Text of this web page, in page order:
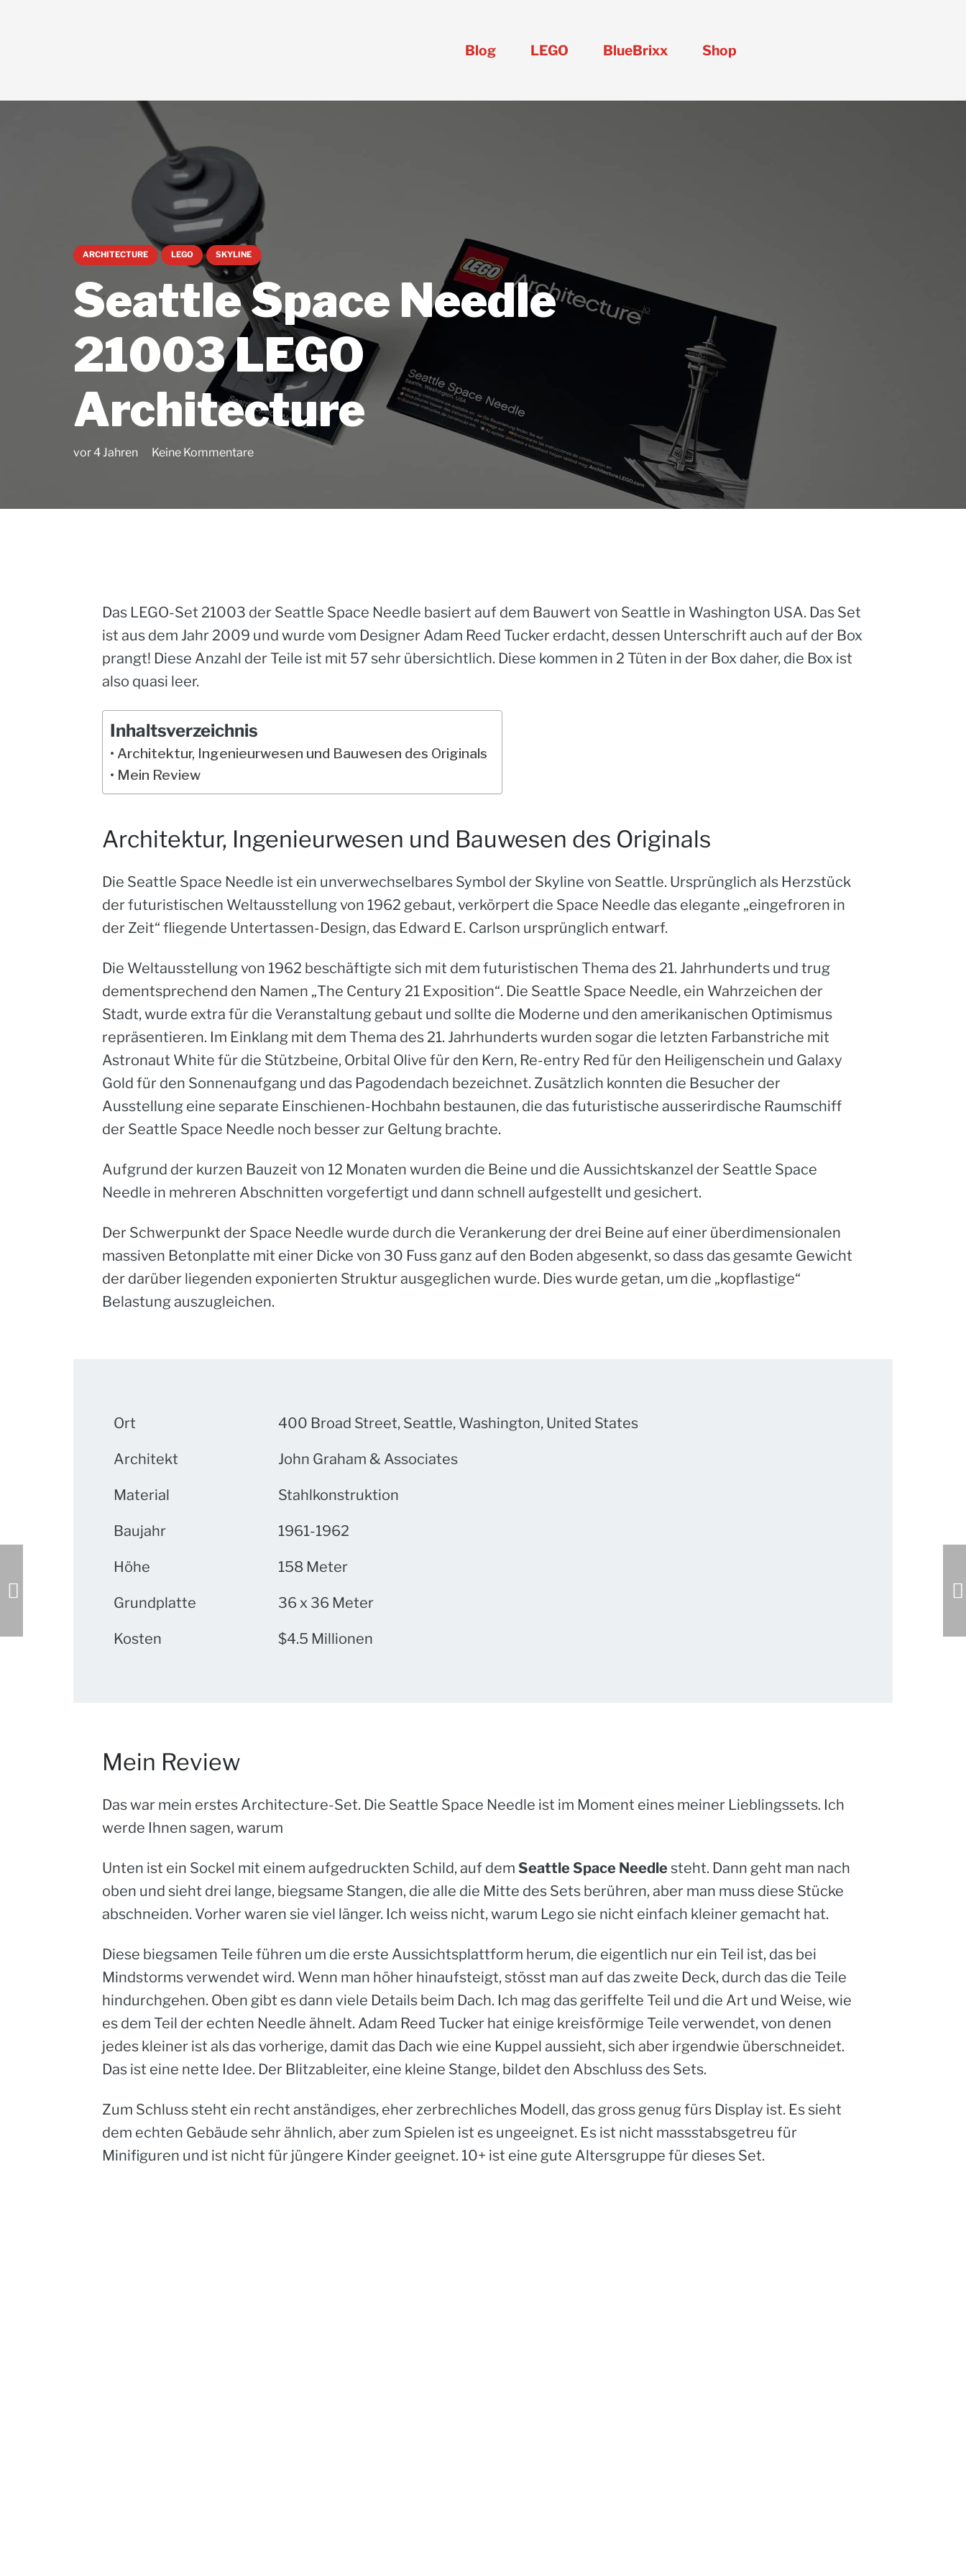
Blog LEGO BlueBrixx Shop
ARCHITECTURE LEGO SKYLINE
Seattle Space Needle
21003 LEGO
Architecture
vor 4 Jahren Keine Kommentare
Das LEGO-Set 21003 der Seattle Space Needle basiert auf dem Bauwert von Seattle in Washington USA. Das Set
ist aus dem Jahr 2009 und wurde vom Designer Adam Reed Tucker erdacht, dessen Unterschrift auch auf der Box
prangt! Diese Anzahl der Teile ist mit 57 sehr übersichtlich. Diese kommen in 2 Tüten in der Box daher, die Box ist
also quasi leer.
Inhaltsverzeichnis
Architektur, Ingenieurwesen und Bauwesen des Originals
Mein Review
Architektur, Ingenieurwesen und Bauwesen des Originals
Die Seattle Space Needle ist ein unverwechselbares Symbol der Skyline von Seattle. Ursprünglich als Herzstück
der futuristischen Weltausstellung von 1962 gebaut, verkörpert die Space Needle das elegante „eingefroren in
der Zeit“ fliegende Untertassen-Design, das Edward E. Carlson ursprünglich entwarf.
Die Weltausstellung von 1962 beschäftigte sich mit dem futuristischen Thema des 21. Jahrhunderts und trug
dementsprechend den Namen „The Century 21 Exposition“. Die Seattle Space Needle, ein Wahrzeichen der
Stadt, wurde extra für die Veranstaltung gebaut und sollte die Moderne und den amerikanischen Optimismus
repräsentieren. Im Einklang mit dem Thema des 21. Jahrhunderts wurden sogar die letzten Farbanstriche mit
Astronaut White für die Stützbeine, Orbital Olive für den Kern, Re-entry Red für den Heiligenschein und Galaxy
Gold für den Sonnenaufgang und das Pagodendach bezeichnet. Zusätzlich konnten die Besucher der
Ausstellung eine separate Einschienen-Hochbahn bestaunen, die das futuristische ausserirdische Raumschiff
der Seattle Space Needle noch besser zur Geltung brachte.
Aufgrund der kurzen Bauzeit von 12 Monaten wurden die Beine und die Aussichtskanzel der Seattle Space
Needle in mehreren Abschnitten vorgefertigt und dann schnell aufgestellt und gesichert.
Der Schwerpunkt der Space Needle wurde durch die Verankerung der drei Beine auf einer überdimensionalen
massiven Betonplatte mit einer Dicke von 30 Fuss ganz auf den Boden abgesenkt, so dass das gesamte Gewicht
der darüber liegenden exponierten Struktur ausgeglichen wurde. Dies wurde getan, um die „kopflastige“
Belastung auszugleichen.
Ort 400 Broad Street, Seattle, Washington, United States
Architekt John Graham & Associates
Material Stahlkonstruktion
Baujahr 1961-1962
Höhe 158 Meter
Grundplatte 36 x 36 Meter
Kosten $4.5 Millionen
Mein Review
Das war mein erstes Architecture-Set. Die Seattle Space Needle ist im Moment eines meiner Lieblingssets. Ich
werde Ihnen sagen, warum
Unten ist ein Sockel mit einem aufgedruckten Schild, auf dem Seattle Space Needlesteht. Dann geht man nach
oben und sieht drei lange, biegsame Stangen, die alle die Mitte des Sets berühren, aber man muss diese Stücke
abschneiden. Vorher waren sie viel länger. Ich weiss nicht, warum Lego sie nicht einfach kleiner gemacht hat.
Diese biegsamen Teile führen um die erste Aussichtsplattform herum, die eigentlich nur ein Teil ist, das bei
Mindstorms verwendet wird. Wenn man höher hinaufsteigt, stösst man auf das zweite Deck, durch das die Teile
hindurchgehen. Oben gibt es dann viele Details beim Dach. Ich mag das geriffelte Teil und die Art und Weise, wie
es dem Teil der echten Needle ähnelt. Adam Reed Tucker hat einige kreisförmige Teile verwendet, von denen
jedes kleiner ist als das vorherige, damit das Dach wie eine Kuppel aussieht, sich aber irgendwie überschneidet.
Das ist eine nette Idee. Der Blitzableiter, eine kleine Stange, bildet den Abschluss des Sets.
Zum Schluss steht ein recht anständiges, eher zerbrechliches Modell, das gross genug fürs Display ist. Es sieht
dem echten Gebäude sehr ähnlich, aber zum Spielen ist es ungeeignet. Es ist nicht massstabsgetreu für
Minifiguren und ist nicht für jüngere Kinder geeignet. 10+ ist eine gute Altersgruppe für dieses Set.